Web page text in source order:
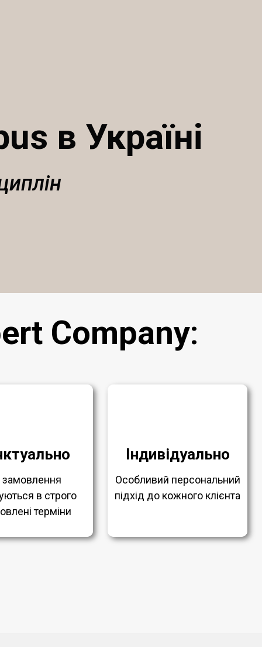
в Україні
Company:
замовлення
в строго
терміни
Індивідуально
Особливий персональний
підхід до кожного клієнта